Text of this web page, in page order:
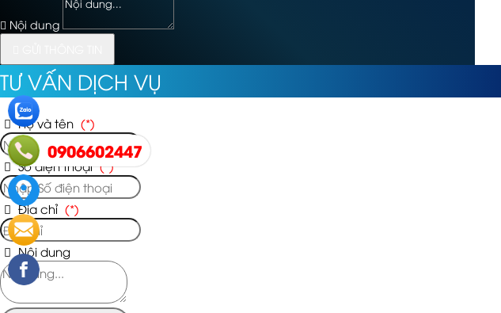
0906602447
Nội dung
TƯ VẤN DỊCH VỤ
Họ và tên (*)
Số điện thoại (*)
Địa chỉ (*)
Nội dung